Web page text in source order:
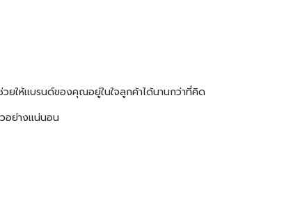
ยให้แบรนด์ของคุณอยู่ในใจลูกค้าได้นานกว่าที่คิด
อย่างแน่นอน